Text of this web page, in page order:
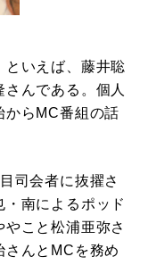
いえば、藤井聡
んである。個人
からMC番組の話
司会者に抜擢さ
南によるポッド
こと松浦亜弥さ
さんとMCを務め